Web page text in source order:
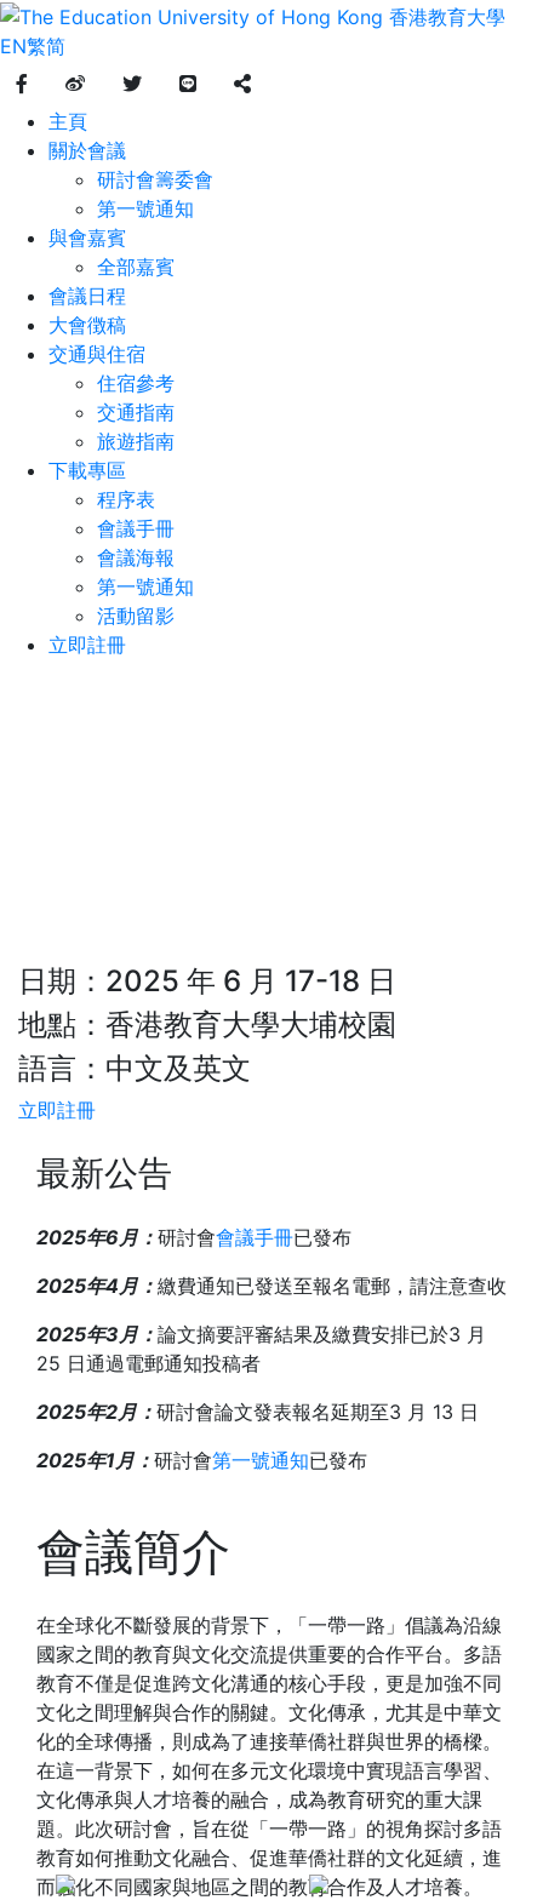
EN繁简
主頁
關於會議
研討會籌委會
第一號通知
與會嘉賓
全部嘉賓
會議日程
大會徴稿
交通與住宿
住宿參考
交通指南
旅遊指南
下載專區
程序表
會議手冊
會議海報
第一號通知
活動留影
立即註冊
日期：2025 年 6 月 17-18 日
地點：香港教育大學大埔校園
語言：中文及英文
立即註冊
最新公告
2025年6月： 研討會會議手冊已發布
2025年4月： 繳費通知已發送至報名電郵，請注意查收
2025年3月： 論文摘要評審結果及繳費安排已於3 月
25 日通過電郵通知投稿者
2025年2月： 研討會論文發表報名延期至3 月 13 日
2025年1月： 研討會第一號通知已發布
會議簡介
在全球化不斷發展的背景下，「一帶一路」倡議為沿線
國家之間的教育與文化交流提供重要的合作平台。多語
教育不僅是促進跨文化溝通的核心手段，更是加強不同
文化之間理解與合作的關鍵。文化傳承，尤其是中華文
化的全球傳播，則成為了連接華僑社群與世界的橋樑。
在這一背景下，如何在多元文化環境中實現語言學習、
文化傳承與人才培養的融合，成為教育研究的重大課
題。此次研討會，旨在從「一帶一路」的視角探討多語
教育如何推動文化融合、促進華僑社群的文化延續，進
而強化不同國家與地區之間的教育合作及人才培養。